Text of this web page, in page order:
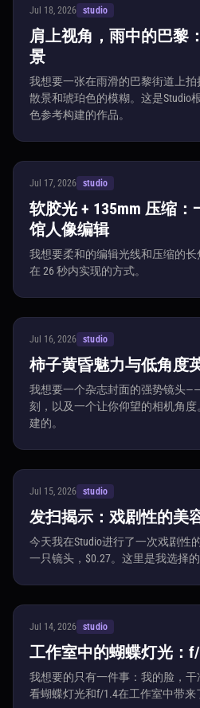
Jul 18, 2026 studio
肩上视角，雨中的巴黎
景
我想要一张在雨滑的巴黎街道上
散景和琥珀色的模糊。这是Studio
色参考构建的作品。
Jul 17, 2026 studio
软胶光 + 135mm 压缩
馆人像编辑
我想要柔和的编辑光线和压缩的
在 26 秒内实现的方式。
Jul 16, 2026 studio
柿子黄昏魅力与低角度
我想要一个杂志封面的强势镜头
刻，以及一个让你仰望的相机角度
建的。
Jul 15, 2026 studio
发扫揭示：戏剧性的美
今天我在Studio进行了一次戏剧性
一只镜头，$0.27。这里是我选择
Jul 14, 2026 studio
工作室中的蝴蝶灯光：
我想要的只有一件事：我的脸，
看蝴蝶灯光和f/1.4在工作室中带来